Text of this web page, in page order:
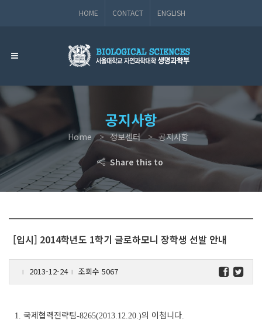
HOME CONTACT ENGLISH
공지사항
Home 정보센터 공지사항
Share this to
[입시] 2014학년도 1학기 글로하모니 장학생 선발 안내
l 2013-12-24 l 조회수 5067
1. 국제협력전략팀-8265(2013.12.20.)의 이첩니다